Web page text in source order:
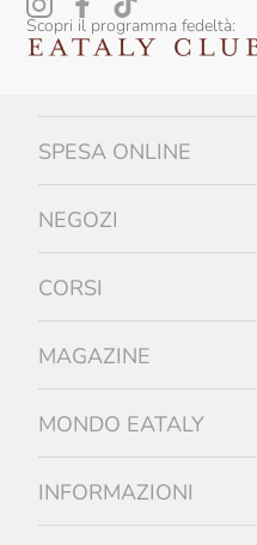
Falesco
Fattoi
Fattoria Di Bacchereto
Favaro
Felluga
Felsina
Feudi Di San Gregorio
Filippo Grasso
Scopri il programma fedeltà:
SPESA ONLINE
NEGOZI
CORSI
MAGAZINE
MONDO EATALY
INFORMAZIONI